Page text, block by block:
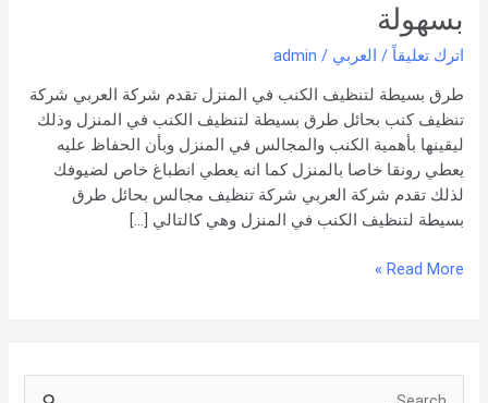
بسهولة
اترك تعليقاً / العربي /
admin
طرق بسيطة لتنظيف الكنب في المنزل تقدم شركة العربي شركة
تنظيف كنب بحائل طرق بسيطة لتنظيف الكنب في المنزل وذلك
ليقينها بأهمية الكنب والمجالس في المنزل وبأن الحفاظ عليه
يعطي رونقا خاصا بالمنزل كما انه يعطي انطباغ خاص لضيوفك
لذلك تقدم شركة العربي شركة تنظيف مجالس بحائل طرق
بسيطة لتنظيف الكنب في المنزل وهي كالتالي […]
المنزل
بسهولة
Read More »